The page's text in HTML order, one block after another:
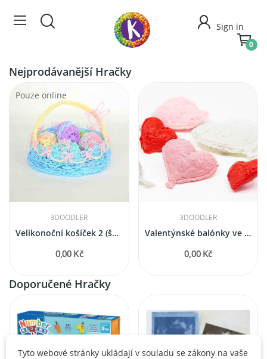
Sign in
0
Nejprodávanější Hračky
Pouze online
3DOODLER
Velikonoční košíček 2 (šablona pro 3D pero)
0,00 Kč
3DOODLER
Valentýnské balónky ve tvaru srdce (šablona pro...
0,00 Kč
Doporučené Hračky
Tyto webové stránky ukládají v souladu se zákony na vaše